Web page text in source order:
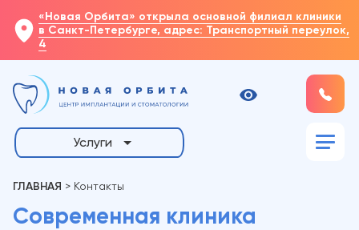
«Новая Орбита» открыла основной филиал клиники
в Санкт-Петербурге, адрес: Транспортный переулок,
4
Услуги
ГЛАВНАЯ > Контакты
Современная клиника